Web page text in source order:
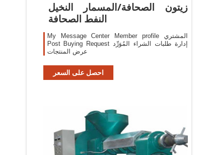
زيتون الصحافة/المسمار النخيل
النفط الصحافة
My Message Center Member profile المشتري
Post Buying Request إدارة طلبات الشراء المُوَرِّد
عرض المنتجات
احصل على السعر